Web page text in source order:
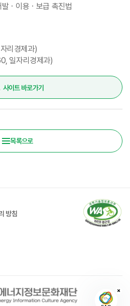
ㆍ이용ㆍ보급 촉진법
리경제과)
일자리경제과)
사이트 바로가기
목록으로
방침